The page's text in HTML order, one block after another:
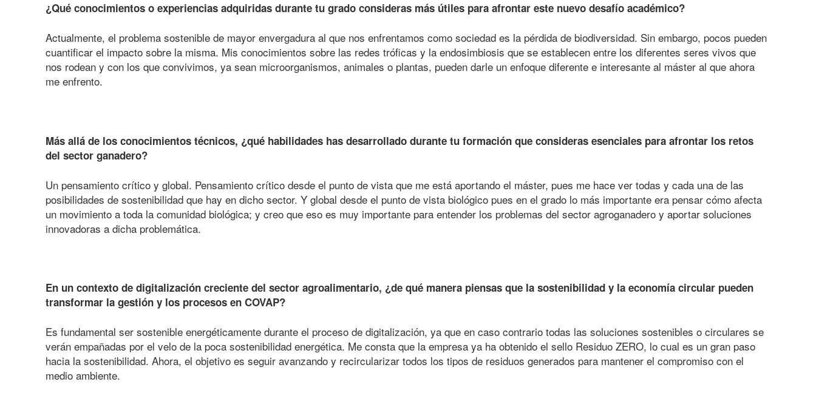
¿Qué conocimientos o experiencias adquiridas durante tu grado consideras más útiles para afrontar este nuevo desafío académico?
Actualmente, el problema sostenible de mayor envergadura al que nos enfrentamos como sociedad es la pérdida de biodiversidad. Sin embargo, pocos pueden
cuantificar el impacto sobre la misma. Mis conocimientos sobre las redes tróficas y la endosimbiosis que se establecen entre los diferentes seres vivos que
nos rodean y con los que convivimos, ya sean microorganismos, animales o plantas, pueden darle un enfoque diferente e interesante al máster al que ahora
me enfrento.
Más allá de los conocimientos técnicos, ¿qué habilidades has desarrollado durante tu formación que consideras esenciales para afrontar los retos
del sector ganadero?
Un pensamiento crítico y global. Pensamiento crítico desde el punto de vista que me está aportando el máster, pues me hace ver todas y cada una de las
posibilidades de sostenibilidad que hay en dicho sector. Y global desde el punto de vista biológico pues en el grado lo más importante era pensar cómo afecta
un movimiento a toda la comunidad biológica; y creo que eso es muy importante para entender los problemas del sector agroganadero y aportar soluciones
innovadoras a dicha problemática.
En un contexto de digitalización creciente del sector agroalimentario, ¿de qué manera piensas que la sostenibilidad y la economía circular pueden
transformar la gestión y los procesos en COVAP?
Es fundamental ser sostenible energéticamente durante el proceso de digitalización, ya que en caso contrario todas las soluciones sostenibles o circulares se
verán empañadas por el velo de la poca sostenibilidad energética. Me consta que la empresa ya ha obtenido el sello Residuo ZERO, lo cual es un gran paso
hacia la sostenibilidad. Ahora, el objetivo es seguir avanzando y recircularizar todos los tipos de residuos generados para mantener el compromiso con el
medio ambiente.